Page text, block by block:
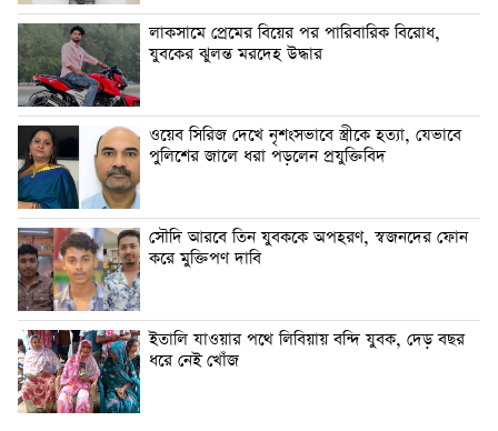
লাকসামে প্রেমের বিয়ের পর পারিবারিক বিরোধ,
যুবকের ঝুলন্ত মরদেহ উদ্ধার
ওয়েব সিরিজ দেখে নৃশংসভাবে স্ত্রীকে হত্যা, যেভাবে
পুলিশের জালে ধরা পড়লেন প্রযুক্তিবিদ
সৌদি আরবে তিন যুবককে অপহরণ, স্বজনদের ফোন
করে মুক্তিপণ দাবি
ইতালি যাওয়ার পথে লিবিয়ায় বন্দি যুবক, দেড় বছর
ধরে নেই খোঁজ